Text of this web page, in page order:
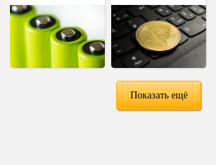
Показать ещё